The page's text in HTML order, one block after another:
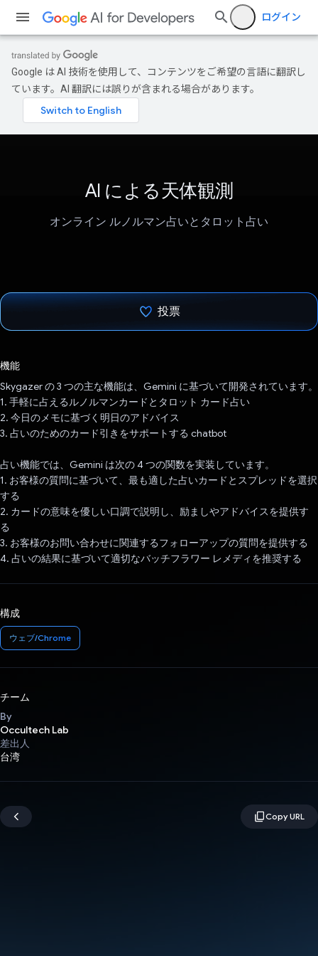
ログイン
Google は AI 技術を使用して、コンテンツをご希望の言語に翻訳し
ています。AI 翻訳には誤りが含まれる場合があります。
AI による天体観測
オンライン ルノルマン占いとタロット占い
投票
機能
Skygazer の 3 つの主な機能は、Gemini に基づいて開発されています。
1. 手軽に占えるルノルマンカードとタロット カード占い
2. 今日のメモに基づく明日のアドバイス
3. 占いのためのカード引きをサポートする chatbot
占い機能では、Gemini は次の 4 つの関数を実装しています。
1. お客様の質問に基づいて、最も適した占いカードとスプレッドを選択
する
2. カードの意味を優しい口調で説明し、励ましやアドバイスを提供す
る
3. お客様のお問い合わせに関連するフォローアップの質問を提供する
4. 占いの結果に基づいて適切なバッチフラワー レメディを推奨する
構成
ウェブ/Chrome
チーム
By
Occultech Lab
差出人
台湾